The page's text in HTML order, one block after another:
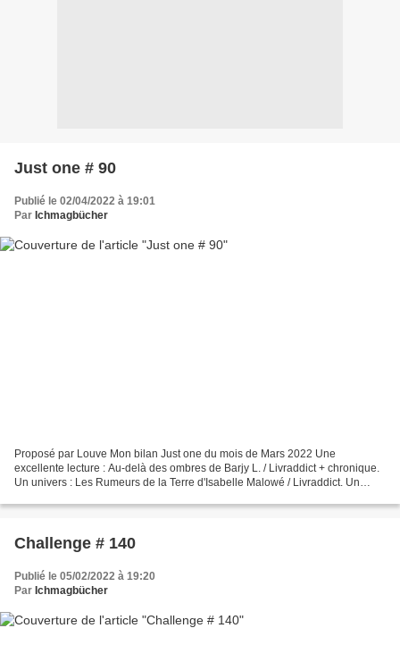
Just one # 90
Publié le 02/04/2022 à 19:01
Par Ichmagbücher
Proposé par Louve Mon bilan Just one du mois de Mars 2022 Une
excellente lecture : Au-delà des ombres de Barjy L. / Livraddict + chronique.
Un univers : Les Rumeurs de la Terre d'Isabelle Malowé / Livraddict. Un
Challenge # 140
Publié le 05/02/2022 à 19:20
Par Ichmagbücher